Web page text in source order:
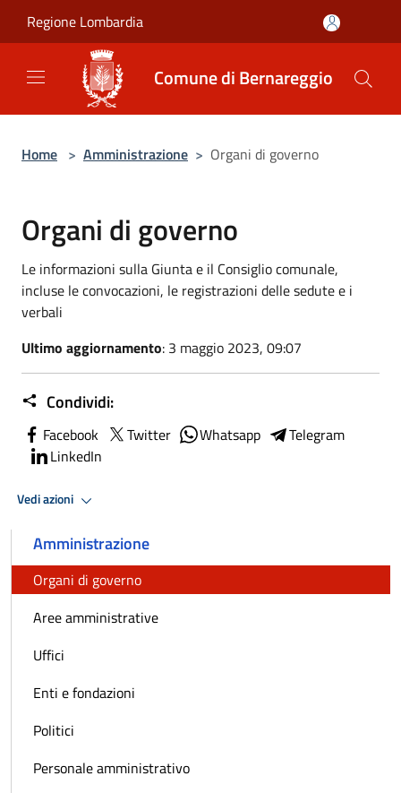
Regione Lombardia
Comune di Bernareggio
Home > Amministrazione > Organi di governo
Organi di governo
Le informazioni sulla Giunta e il Consiglio comunale,
incluse le convocazioni, le registrazioni delle sedute e i
verbali
Ultimo aggiornamento: 3 maggio 2023, 09:07
Condividi:
Facebook Twitter Whatsapp
Telegram
LinkedIn
Vedi azioni
Amministrazione
Organi di governo
Aree amministrative
Uffici
Enti e fondazioni
Politici
Personale amministrativo